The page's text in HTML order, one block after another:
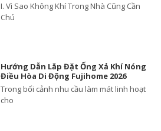
I. Vì Sao Không Khí Trong Nhà Cũng Cần
Chú
Hướng Dẫn Lắp Đặt Ống Xả Khí Nóng
Điều Hòa Di Động Fujihome 2026
Trong bối cảnh nhu cầu làm mát linh hoạt
cho